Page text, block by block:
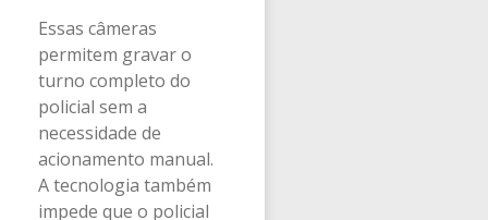
Essas câmeras
permitem gravar o
turno completo do
policial sem a
necessidade de
acionamento manual.
A tecnologia também
impede que o policial